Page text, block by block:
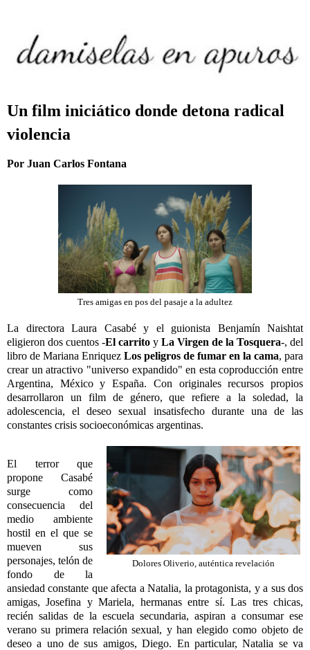
Un film iniciático donde detona radical
violencia
Por Juan Carlos Fontana
Tres amigas en pos del pasaje a la adultez
La directora Laura Casabé y el guionista Benjamín Naishtat
eligieron dos cuentos -El carrito y La Virgen de la Tosquera-, del
libro de Mariana Enriquez Los peligros de fumar en la cama, para
crear un atractivo "universo expandido" en esta coproducción entre
Argentina, México y España. Con originales recursos propios
desarrollaron un film de género, que refiere a la soledad, la
adolescencia, el deseo sexual insatisfecho durante una de las
constantes crisis socioeconómicas argentinas.
Dolores Oliverio, auténtica revelación
El terror que
propone Casabé
surge como
consecuencia del
medio ambiente
hostil en el que se
mueven sus
personajes, telón de
fondo de la
ansiedad constante que afecta a Natalia, la protagonista, y a sus dos
amigas, Josefina y Mariela, hermanas entre sí. Las tres chicas,
recién salidas de la escuela secundaria, aspiran a consumar ese
verano su primera relación sexual, y han elegido como objeto de
deseo a uno de sus amigos, Diego. En particular, Natalia se va